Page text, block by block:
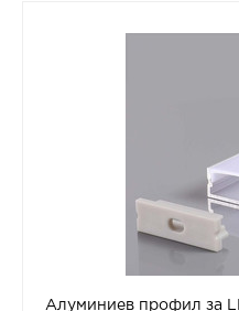
Алуминиев профил за